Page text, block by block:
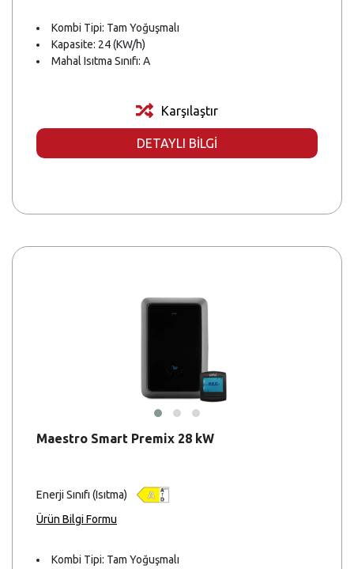
Kombi Tipi: Tam Yoğuşmalı
Kapasite: 24 (KW/h)
Mahal Isıtma Sınıfı: A
Karşılaştır
DETAYLI BİLGİ
Maestro Smart Premix 28 kW
Enerji Sınıfı (Isıtma)
Ürün Bilgi Formu
Kombi Tipi: Tam Yoğuşmalı